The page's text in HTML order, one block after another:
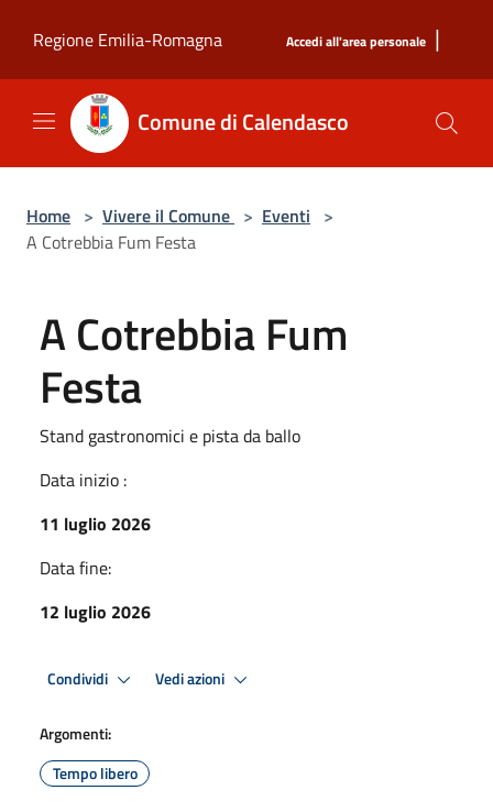
Regione Emilia-Romagna
Accedi all'area personale |
Comune di Calendasco
Home > Vivere il Comune > Eventi >
A Cotrebbia Fum Festa
A Cotrebbia Fum
Festa
Stand gastronomici e pista da ballo
Data inizio :
11 luglio 2026
Data fine:
12 luglio 2026
Condividi Vedi azioni
Argomenti:
Tempo libero